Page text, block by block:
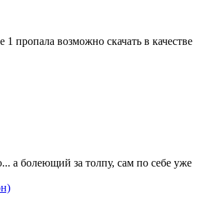
1 пропала возможно скачать в качестве
а болеющий за толпу, сам по себе уже